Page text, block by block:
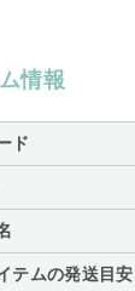
情報
ド
テムの発送目安